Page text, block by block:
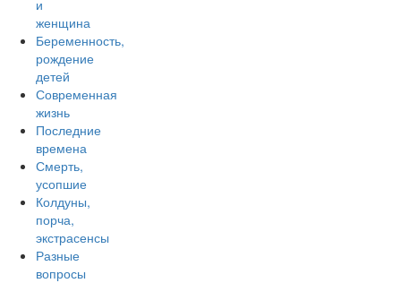
и
женщина
Беременность,
рождение
детей
Современная
жизнь
Последние
времена
Смерть,
усопшие
Колдуны,
порча,
экстрасенсы
Разные
вопросы